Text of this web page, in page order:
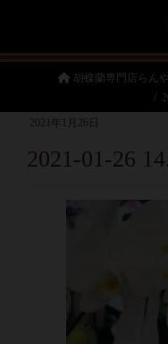
胡蝶蘭専門店らん
2021年1月26日
2021-01-26